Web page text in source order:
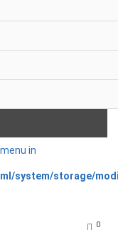
in
system/storage/
0